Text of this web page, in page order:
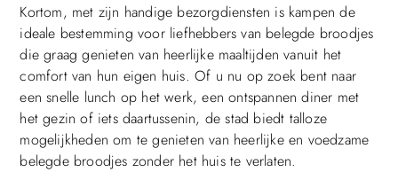
Kortom, met zijn handige bezorgdiensten is kampen de
ideale bestemming voor liefhebbers van belegde broodjes
die graag genieten van heerlijke maaltijden vanuit het
comfort van hun eigen huis. Of u nu op zoek bent naar
een snelle lunch op het werk, een ontspannen diner met
het gezin of iets daartussenin, de stad biedt talloze
mogelijkheden om te genieten van heerlijke en voedzame
belegde broodjes zonder het huis te verlaten.